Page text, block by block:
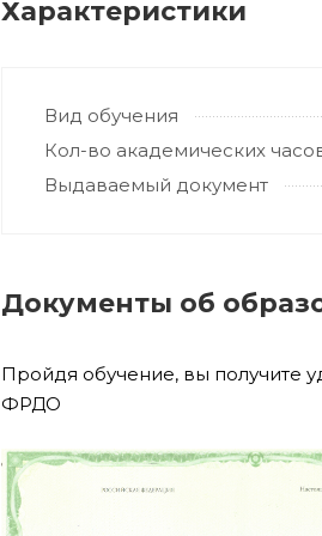
Характеристики
Вид обучения
Кол-во академических
Выдаваемый документ
Документы об
Пройдя обучение, вы получите
ФРДО